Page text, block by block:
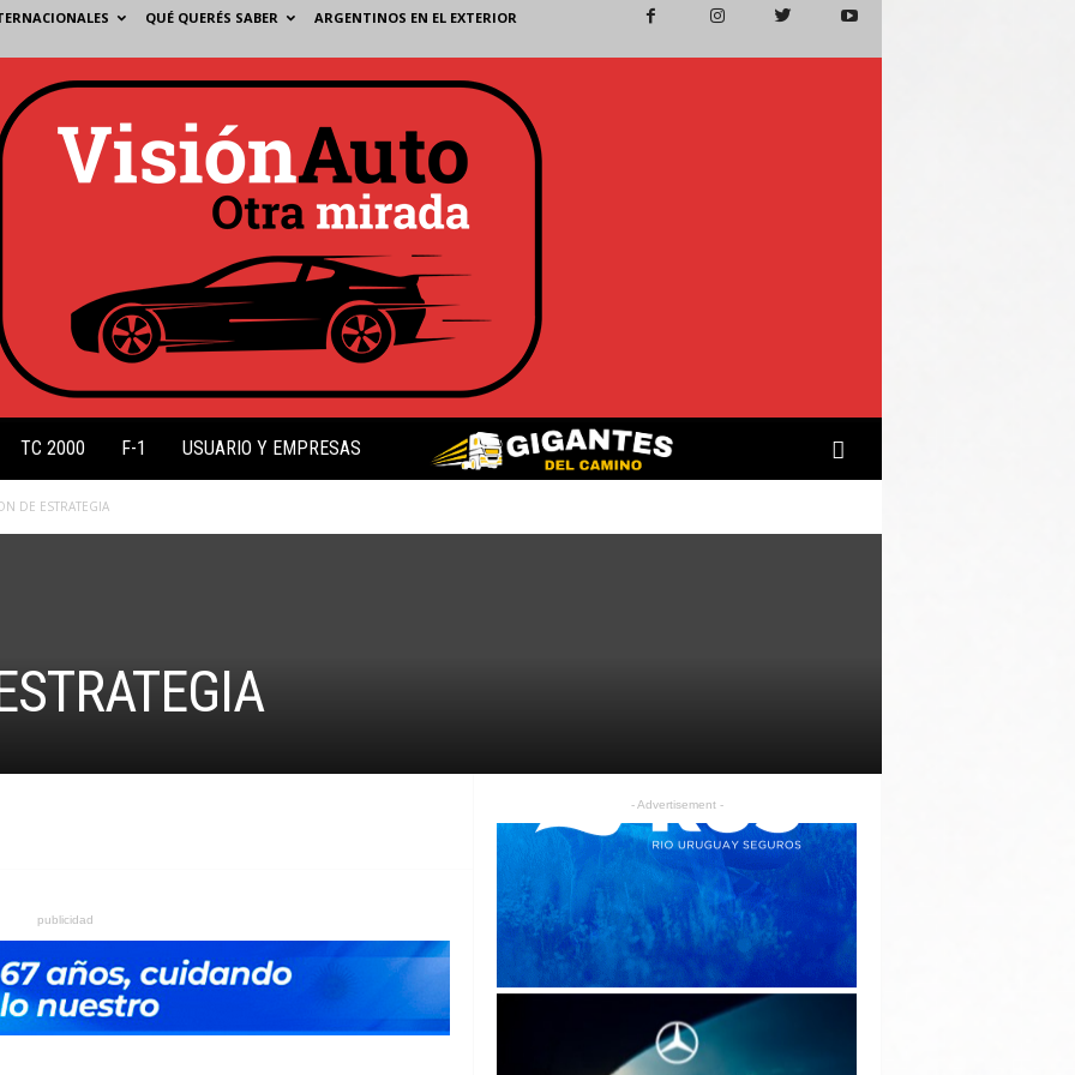
QUÉ QUERÉS SABER ARGENTINOS EN EL EXTERIOR
TC 2000 F-1 USUARIO Y EMPRESAS
DE ESTRATEGIA
publicidad
- Advertisement -